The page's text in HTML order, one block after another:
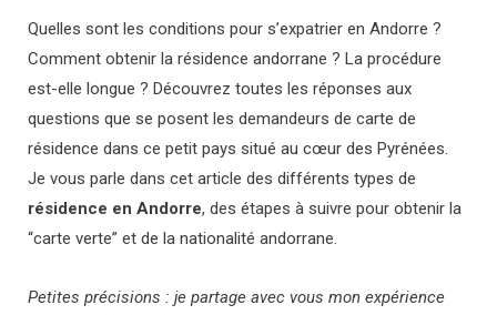
Quelles sont les conditions pour s’expatrier en Andorre ?
Comment obtenir la résidence andorrane ? La procédure
est-elle longue ? Découvrez toutes les réponses aux
questions que se posent les demandeurs de carte de
résidence dans ce petit pays situé au cœur des Pyrénées.
Je vous parle dans cet article des différents types de
résidence en Andorre, des étapes à suivre pour obtenir la
“carte verte” et de la nationalité andorrane.
Petites précisions : je partage avec vous mon expérience